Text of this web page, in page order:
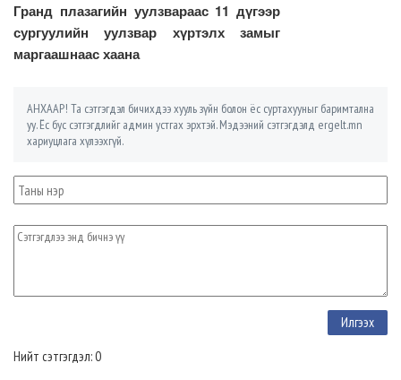
Гранд плазагийн уулзвараас 11 дүгээр
сургуулийн уулзвар хүртэлх замыг
маргаашнаас хаана
АНХААР! Та сэтгэгдэл бичихдээ хууль зүйн болон ёс суртахууныг баримтална
уу. Ёс бус сэтгэгдлийг админ устгах эрхтэй. Мэдээний сэтгэгдэлд ergelt.mn
хариуцлага хүлээхгүй.
Нийт сэтгэгдэл: 0